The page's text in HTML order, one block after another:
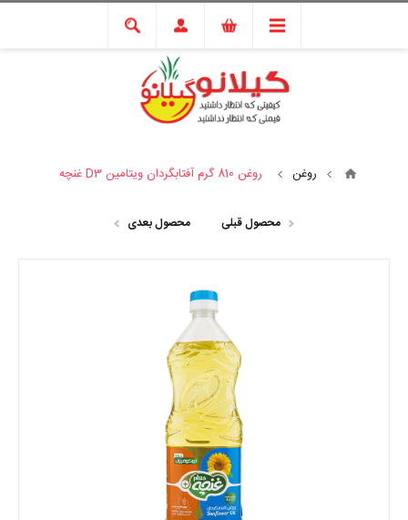
روغن روغن 810 گرم آفتابگردان ویتامین D3 غنچه
محصول قبلی محصول بعدی